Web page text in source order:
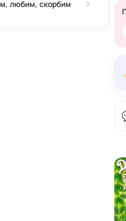
любим, скорбим